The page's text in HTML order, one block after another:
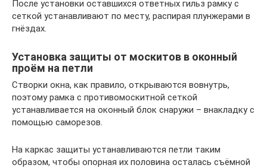
После установки оставшихся ответных гильз рамку с
сеткой устанавливают по месту, распирая плунжерами в
гнёздах.
Установка защиты от москитов в оконный
проём на петли
Створки окна, как правило, открываются вовнутрь,
поэтому рамка с противомоскитной сеткой
устанавливается на оконный блок снаружи – внакладку с
помощью саморезов.
На каркас защиты устанавливаются петли таким
образом, чтобы опорная их половина осталась съёмной